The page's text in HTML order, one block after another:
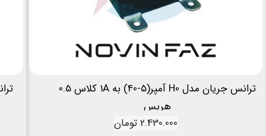
ترانس جریان مدل H0 آمپر(5-40) به 1A کلاس 0.5
هریس
2.430.000تومان